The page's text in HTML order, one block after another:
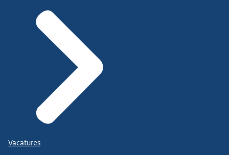
Vacatures